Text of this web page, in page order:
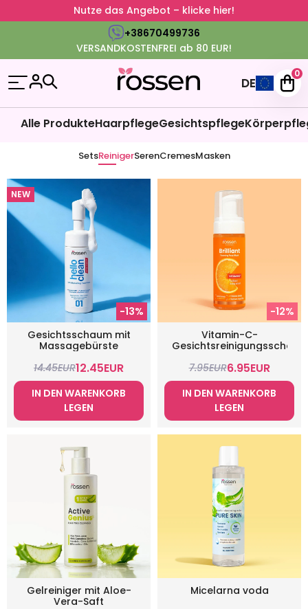
Nutze das Angebot – klicke hier!
+38670499736
VERSANDKOSTENFREI ab 80 EUR!
DE
0
Alle ProdukteHaarpflegeGesichtspflege
SetsReinigerSerenCremesMasken
NEW
-13%
Gesichtsschaum mit
Massagebürste
14.45EUR12.45EUR
IN DEN WARENKORB
LEGEN
-12%
Vitamin-C-
Gesichtsreinigungsschaum
7.95EUR6.95EUR
IN DEN WARENKORB
LEGEN
Gelreiniger mit Aloe-
Vera-Saft
Micelarna voda